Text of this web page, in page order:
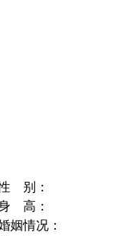
别：
高：
姻情况：